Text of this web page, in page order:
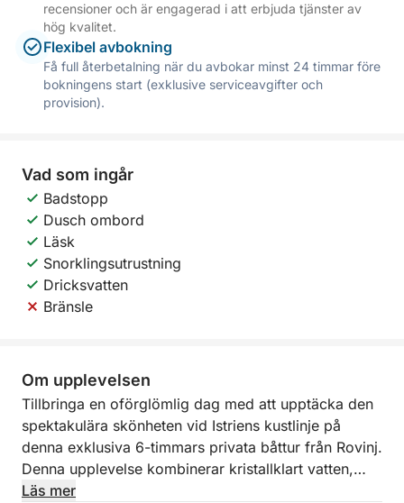
recensioner och är engagerad i att erbjuda tjänster av
hög kvalitet.
Flexibel avbokning
Få full återbetalning när du avbokar minst 24 timmar före
bokningens start (exklusive serviceavgifter och
provision).
Vad som ingår
Badstopp
Dusch ombord
Läsk
Snorklingsutrustning
Dricksvatten
Bränsle
Om upplevelsen
Tillbringa en oförglömlig dag med att upptäcka den
spektakulära skönheten vid Istriens kustlinje på
denna exklusiva 6-timmars privata båttur från Rovinj.
Denna upplevelse kombinerar kristallklart vatten,
gömda vikar, natursköna ö-kryssningar och
Läs mer